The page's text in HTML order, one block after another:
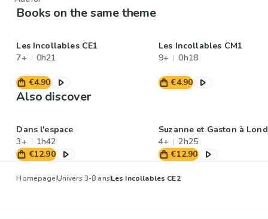
Books on the same theme
Les Incollables CE1
7+
0h21
€4.90
Les Incollables CM1
9+
0h18
€4.90
Also discover
Dans l'espace
3+
1h42
€12.90
Suzanne et Gaston à
4+
2h25
€12.90
HomepageUnivers 3-8 ansLes Incollables CE2